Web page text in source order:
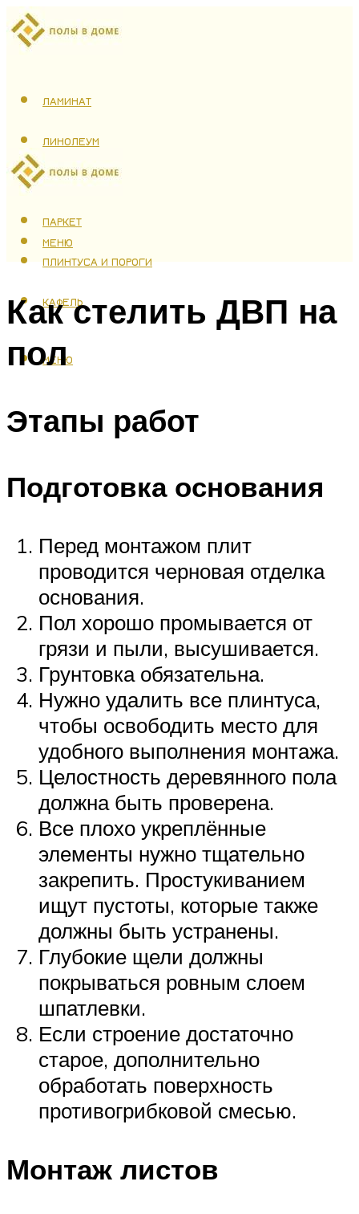
ЛАМИНАТ
ЛИНОЛЕУМ
ТЕПЛЫЙ ПОЛ
ПАРКЕТ
ПЛИНТУСА И ПОРОГИ
КАФЕЛЬ
МЕНЮ
МЕНЮ
Как стелить ДВП на
пол
Этапы работ
Подготовка основания
Перед монтажом плит
проводится черновая отделка
основания.
Пол хорошо промывается от
грязи и пыли, высушивается.
Грунтовка обязательна.
Нужно удалить все плинтуса,
чтобы освободить место для
удобного выполнения монтажа.
Целостность деревянного пола
должна быть проверена.
Все плохо укреплённые
элементы нужно тщательно
закрепить. Простукиванием
ищут пустоты, которые также
должны быть устранены.
Глубокие щели должны
покрываться ровным слоем
шпатлевки.
Если строение достаточно
старое, дополнительно
обработать поверхность
противогрибковой смесью.
Монтаж листов